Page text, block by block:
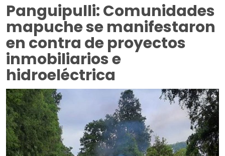
Panguipulli: Comunidades
mapuche se manifestaron
en contra de proyectos
inmobiliarios e
hidroeléctrica